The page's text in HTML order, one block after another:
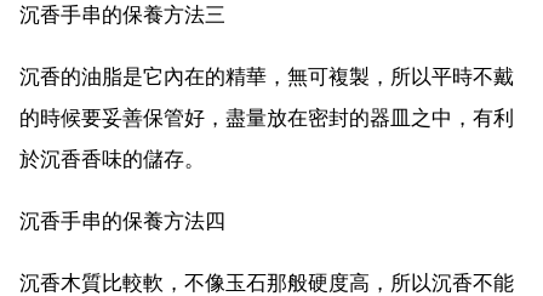
沉香手串的保養方法三
沉香的油脂是它內在的精華，無可複製，所以平時不戴
的時候要妥善保管好，盡量放在密封的器皿之中，有利
於沉香香味的儲存。
沉香手串的保養方法四
沉香木質比較軟，不像玉石那般硬度高，所以沉香不能